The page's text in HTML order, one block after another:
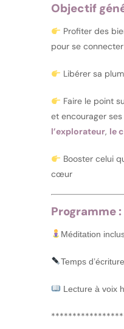
Objectif
Profiter des
pour se
Libérer sa
Faire le point
et encourager ses
l’explorateur, le
Booster celui
cœur
Programme :
Méditation
Temps
Lecture à voix